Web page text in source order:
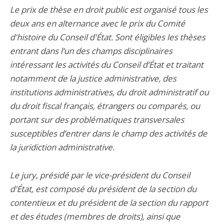
Le prix de thèse en droit public est organisé tous les
deux ans en alternance avec le prix du Comité
d'histoire du Conseil d'État. Sont éligibles les thèses
entrant dans l’un des champs disciplinaires
intéressant les activités du Conseil d’État et traitant
notamment de la justice administrative, des
institutions administratives, du droit administratif ou
du droit fiscal français, étrangers ou comparés, ou
portant sur des problématiques transversales
susceptibles d’entrer dans le champ des activités de
la juridiction administrative.
Le jury, présidé par le vice-président du Conseil
d'État, est composé du président de la section du
contentieux et du président de la section du rapport
et des études (membres de droits), ainsi que